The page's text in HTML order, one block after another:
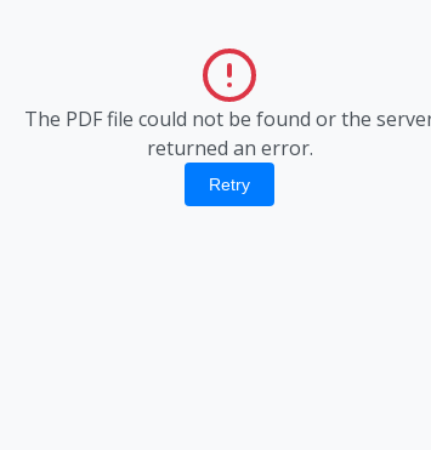
The PDF file could not be found or the
returned an error.
Retry